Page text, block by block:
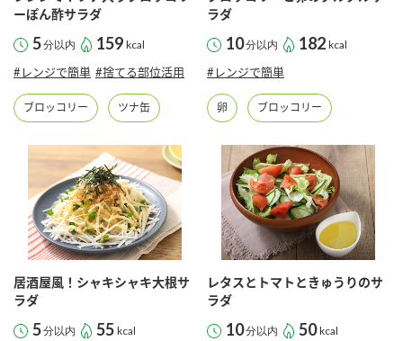
ーぽん酢サラダ
5分以内 159 kcal
#レンジで簡単 #捨てる部位活用
ブロッコリー ツナ缶
ラダ
10分以内 182 kcal
#レンジで簡単
卵 ブロッコリー
居酒屋風！シャキシャキ大根サ
ラダ
5分以内 55 kcal
レタスとトマトときゅうりのサ
ラダ
10分以内 50 kcal